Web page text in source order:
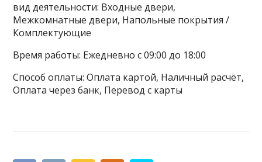
вид деятельности: Входные двери,
Межкомнатные двери, Напольные покрытия /
Комплектующие
Время работы: Ежедневно с 09:00 до 18:00
Способ оплаты: Оплата картой, Наличный расчёт,
Оплата через банк, Перевод с карты